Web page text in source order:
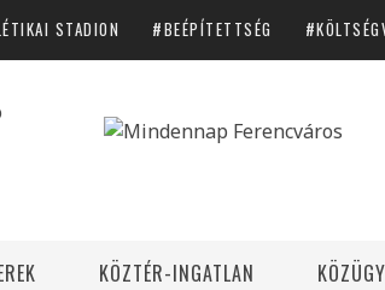
STADION BEÉPÍTETTSÉG
KÖZTÉR-INGATLAN